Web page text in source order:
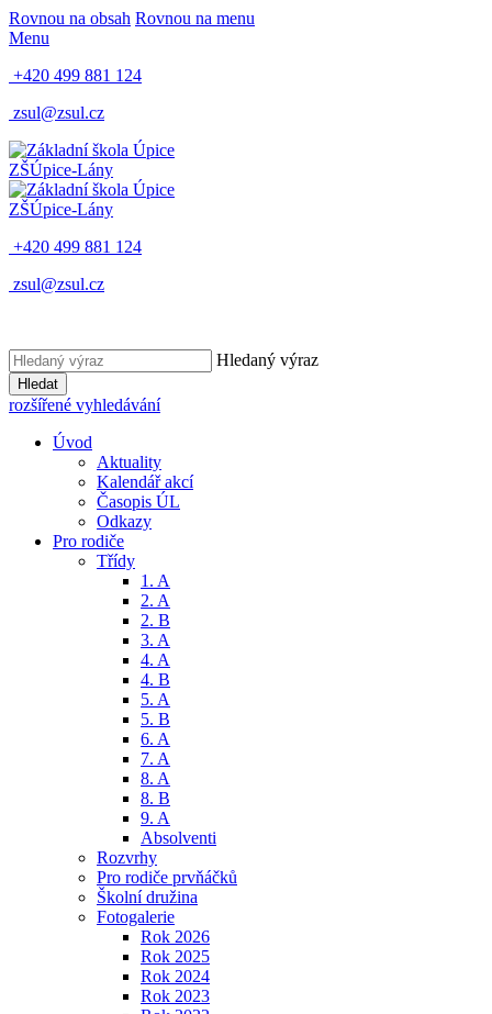
Rovnou na obsah Rovnou na menu
Menu
+420 499 881 124
zsul@zsul.cz
ZŠÚpice-Lány
ZŠÚpice-Lány
+420 499 881 124
zsul@zsul.cz
Hledaný výraz
Hledat
rozšířené vyhledávání
Úvod
Aktuality
Kalendář akcí
Časopis ÚL
Odkazy
Pro rodiče
Třídy
1. A
2. A
2. B
3. A
4. A
4. B
5. A
5. B
6. A
7. A
8. A
8. B
9. A
Absolventi
Rozvrhy
Pro rodiče prvňáčků
Školní družina
Fotogalerie
Rok 2026
Rok 2025
Rok 2024
Rok 2023